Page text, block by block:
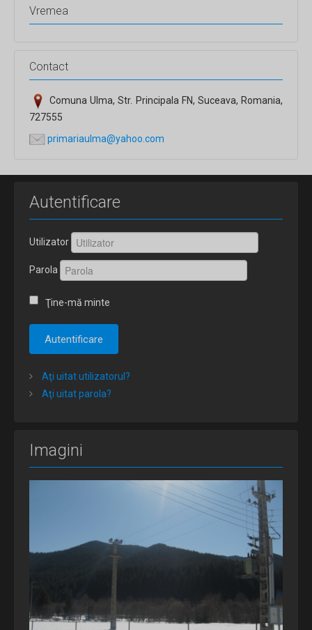
Vremea
Contact
Comuna Ulma, Str. Principala FN, Suceava, Romania,
727555
primariaulma@yahoo.com
Autentificare
Utilizator
Parola
Ţine-mă minte
Autentificare
Aţi uitat utilizatorul?
Aţi uitat parola?
Imagini